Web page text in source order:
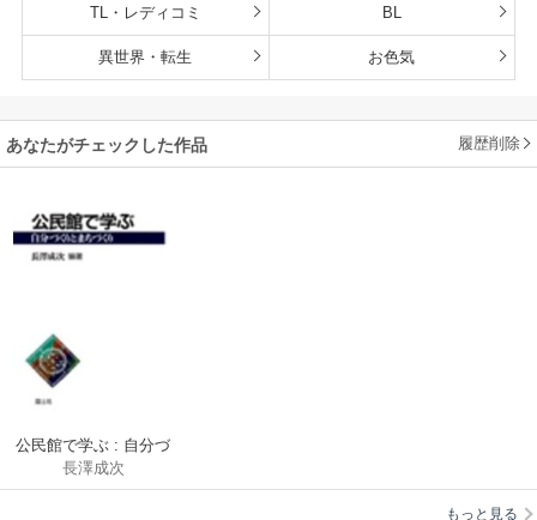
TL・レディコミ BL
異世界・転生 お色気
あなたがチェックした作品 履歴削除
公民館で学ぶ : 自分づ
くりとまちづくり
長澤成次
もっと見る